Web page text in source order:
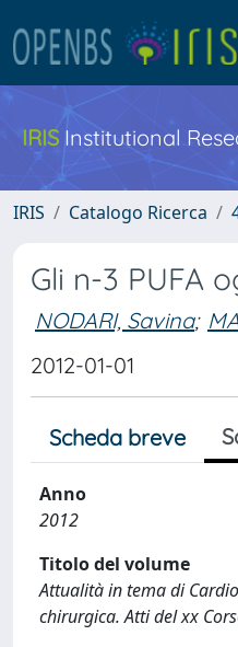
IRIS Institutional
IRIS Catalogo Ricerca
Gli n-3 PUFA
NODARI, Savina;
2012-01-01
Scheda breve
Anno
2012
Titolo del volume
Attualità in tema di
chirurgica. Atti del xx